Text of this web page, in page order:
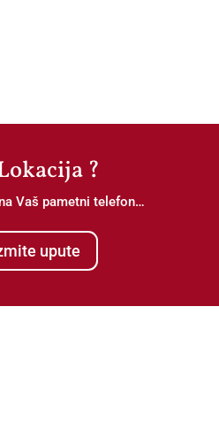
?
Vaš pametni telefon…
upute